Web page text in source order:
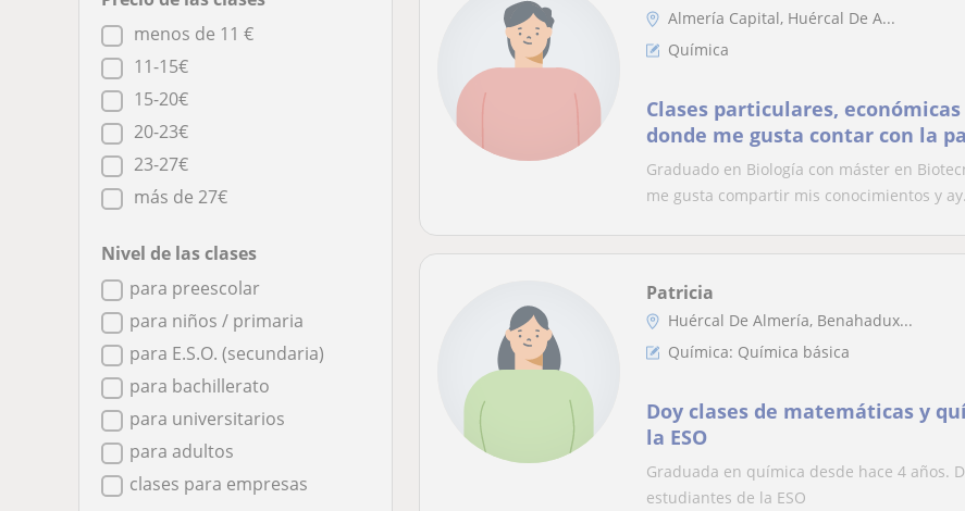
menos de 11 €
11-15€
15-20€
20-23€
23-27€
más de 27€
Nivel de las clases
para preescolar
para niños / primaria
para E.S.O. (secundaria)
para bachillerato
para universitarios
para adultos
clases para empresas
Almería Capital, Huércal De A...
Química
Clases particulares,
donde me gusta contar con la
alumnos en todo momento
Graduado en Biología con máster en
me gusta compartir mis conocimientos y
Patricia
Huércal De Almería, Benahadux...
Química: Química básica
Doy clases de matemáticas y
la ESO
Graduada en química desde hace 4 años.
estudiantes de la ESO